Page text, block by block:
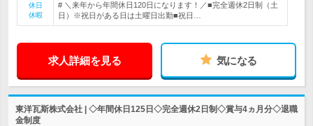
休日
休暇
# ＼来年から年間休日120日になります！／■完全週休2日制（土
日）※祝日がある日は土曜日出勤■祝日…
求人詳細を見る 気になる
東洋瓦斯株式会社 | ◇年間休日125日◇完全週休2日制◇賞与4ヵ月分◇退職
金制度